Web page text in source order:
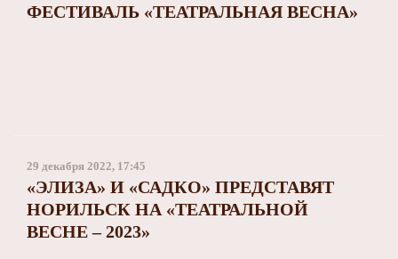
ФЕСТИВАЛЬ «ТЕАТРАЛЬНАЯ ВЕСНА»
29 декабря 2022, 17:45
«ЭЛИЗА» И «САДКО» ПРЕДСТАВЯТ
НОРИЛЬСК НА «ТЕАТРАЛЬНОЙ
ВЕСНЕ – 2023»